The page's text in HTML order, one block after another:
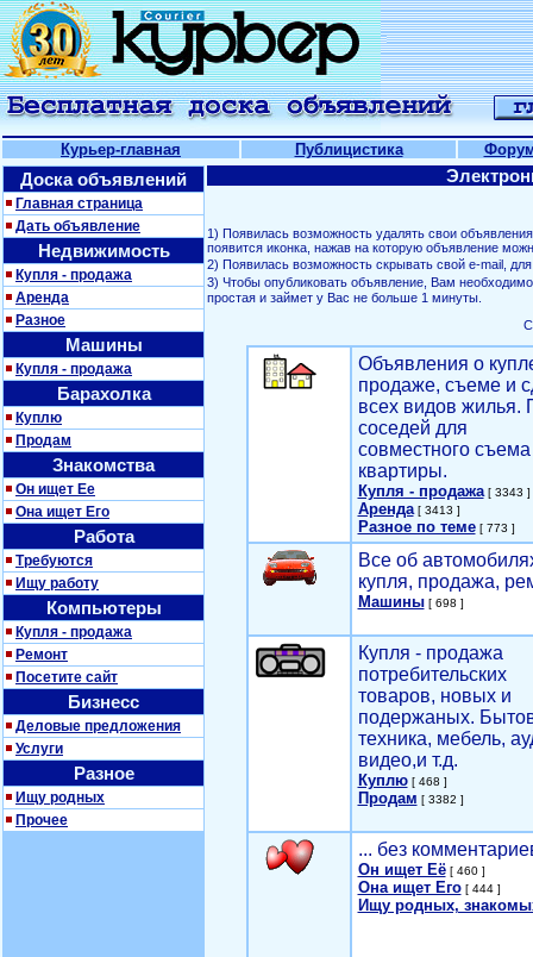
Курьер-главная Публицистика
Доска объявлений
Главная страница
Дать объявление
Недвижимость
Купля - продажа
Аренда
Разное
Машины
Купля - продажа
Барахолка
Куплю
Продам
Знакомства
Он ищет Ее
Она ищет Его
Работа
Требуются
Ищу работу
Компьютеры
Купля - продажа
Ремонт
Посетите сайт
Бизнесс
Деловые предложения
Услуги
Разное
Ищу родных
Прочее
1) Появилась возможность удалять свои
появится иконка, нажав на которую объявление
2) Появилась возможность скрывать свой е-mail,
3) Чтобы опубликовать объявление, Вам
простая и займет у Вас не больше 1 минуты.
Объявления о
продаже, съеме и
всех видов жилья.
соседей для
совместного съема
квартиры.
Купля - продажа[ 3343 ]
Аренда[ 3413 ]
Разное по теме[ 773 ]
Все об
купля, продажа,
Машины[ 698 ]
Купля - продажа
потребительских
товаров, новых и
подержаных.
техника, мебель,
видео,и т.д.
Куплю[ 468 ]
Продам [ 3382 ]
... без
Он ищет Её[ 460 ]
Она ищет Его[ 444 ]
Ищу родных,